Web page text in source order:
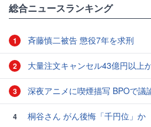
総合ニュースランキング
1 斉藤慎二被告 懲役7年を求刑
2 大量注文キャンセル43億円以上
3 深夜アニメに喫煙描写 BPOで議
4 桐谷さん がん後悔「千円位」か